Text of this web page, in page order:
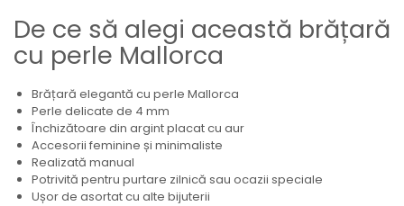
De ce să alegi această brățară
cu perle Mallorca
Brățară elegantă cu perle Mallorca
Perle delicate de 4 mm
Închizătoare din argint placat cu aur
Accesorii feminine și minimaliste
Realizată manual
Potrivită pentru purtare zilnică sau ocazii speciale
Ușor de asortat cu alte bijuterii